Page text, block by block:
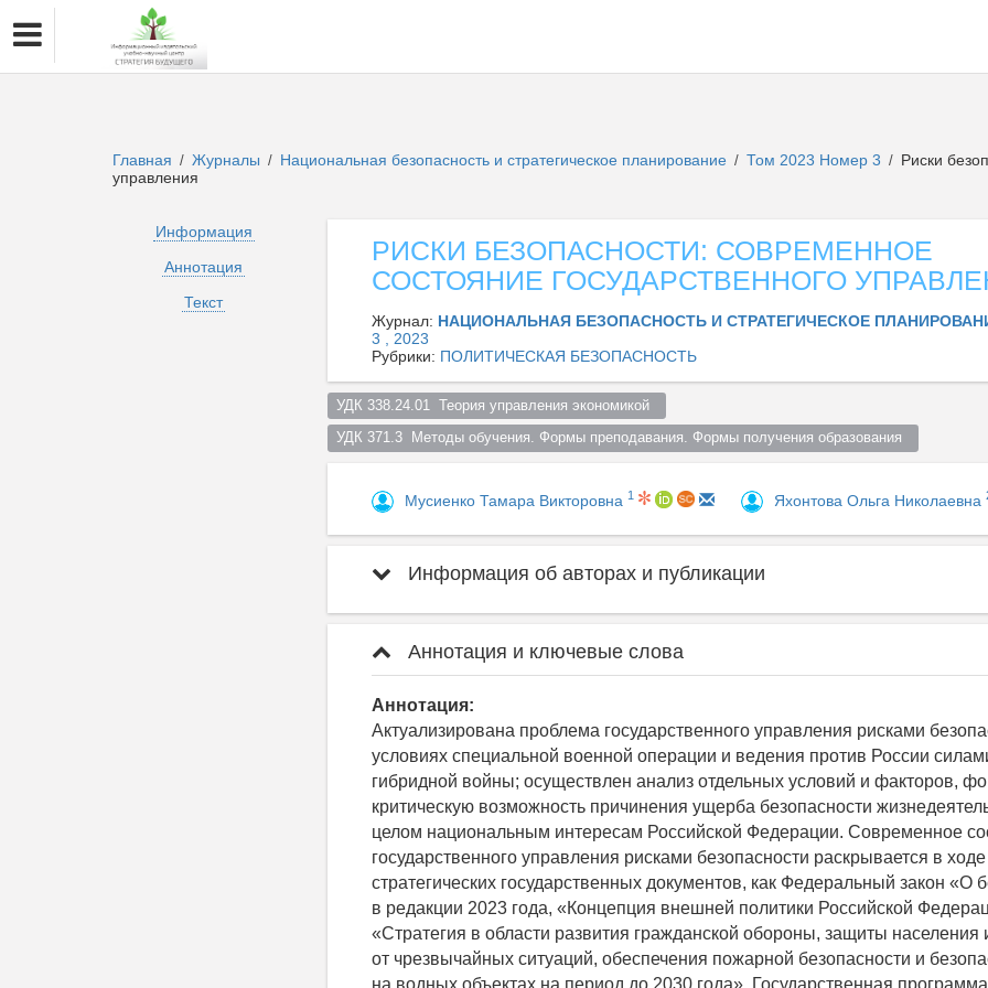
Главная / Журналы / Национальная безопасность и стратегическое планирование / Том 2023 Номер 3 / Риски
управления
Информация
Аннотация
Текст
РИСКИ БЕЗОПАСНОСТИ: СОВРЕМЕННОЕ
СОСТОЯНИЕ ГОСУДАРСТВЕННОГО
Журнал: НАЦИОНАЛЬНАЯ БЕЗОПАСНОСТЬ И СТРАТЕГИЧЕСКОЕ
3 , 2023
Рубрики: ПОЛИТИЧЕСКАЯ БЕЗОПАСНОСТЬ
УДК 338.24.01  Теория управления экономикой
УДК 371.3  Методы обучения. Формы преподавания. Формы получения образования
Мусиенко Тамара Викторовна 1 Яхонтова Ольга Николаевна
Информация об авторах и публикации
Аннотация и ключевые слова
Аннотация:
Актуализирована проблема государственного управления рисками
условиях специальной военной операции и ведения против России
гибридной войны; осуществлен анализ отдельных условий и факторов,
критическую возможность причинения ущерба безопасности
целом национальным интересам Российской Федерации. Современное
государственного управления рисками безопасности раскрывается в
стратегических государственных документов, как Федеральный закон «О
в редакции 2023 года, «Концепция внешней политики Российской
«Стратегия в области развития гражданской обороны, защиты населения
от чрезвычайных ситуаций, обеспечения пожарной безопасности и
на водных объектах на период до 2030 года», Государственная